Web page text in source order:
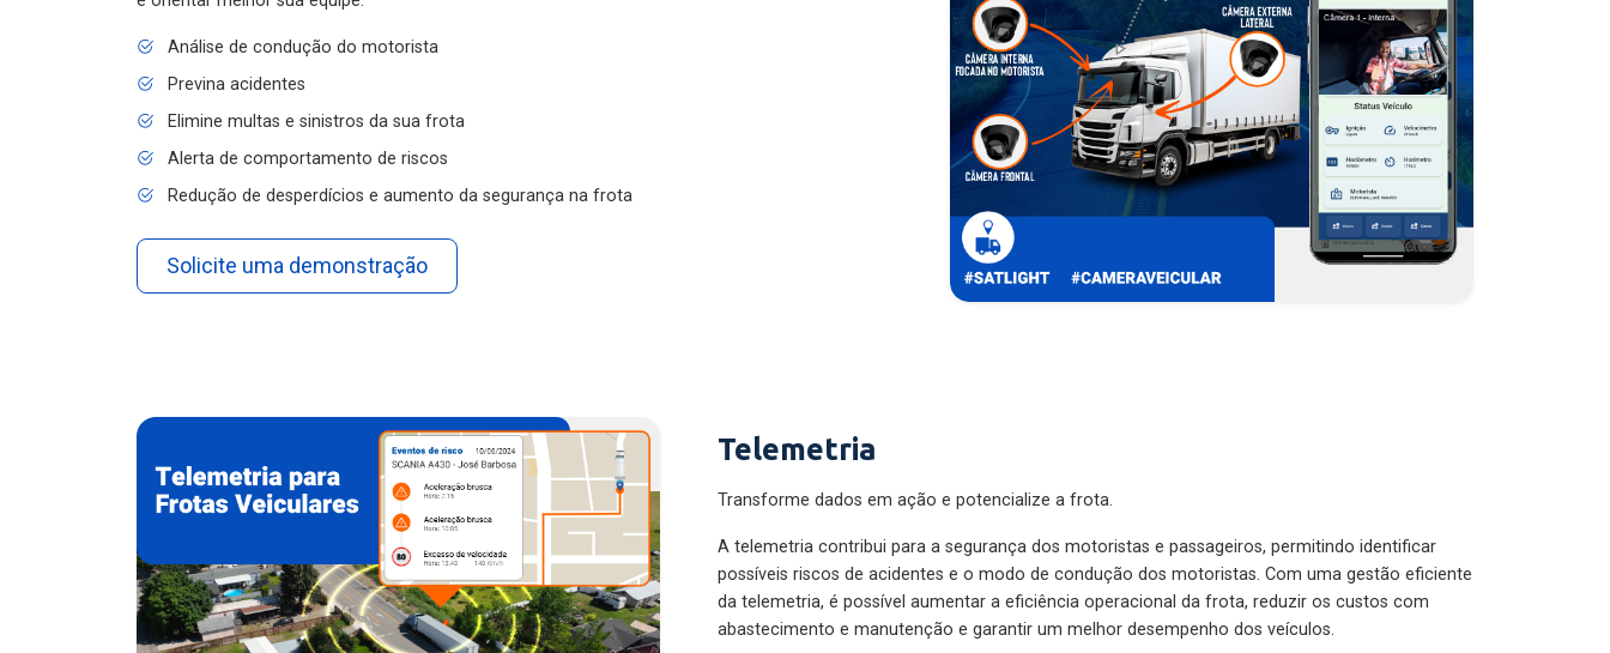
Análise de condução do motorista
Previna acidentes
Elimine multas e sinistros da sua frota
Alerta de comportamento de riscos
Redução de desperdícios e aumento da segurança na frota
Solicite uma demonstração
Telemetria
Transforme dados em ação e potencialize a frota.
A telemetria contribui para a segurança dos motoristas e passageiros, permitindo identificar
possíveis riscos de acidentes e o modo de condução dos motoristas. Com uma gestão eficiente
da telemetria, é possível aumentar a eficiência operacional da frota, reduzir os custos com
abastecimento e manutenção e garantir um melhor desempenho dos veículos.